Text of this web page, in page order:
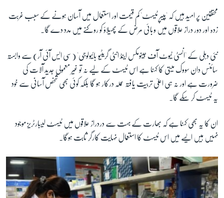
زبان
محققین پر امید ہیں کہ 'پیپر ٹیسٹ' کم قیمت اور استعمال میں آسان ہونے کے سبب غربت
زدہ اور دور دراز علاقوں میں وبائی مرض کے پھیلاؤ کو روکنے میں مدد دے گا۔
نئی دہلی کے 'انسٹی ٹیوٹ آف جینومکس اینڈ انٹی گریٹیو بائیولوجی' (سی ایس آئی آر) سے وابستہ
سائنس دان سووک میتی کا کہنا ہے اس ٹیسٹ کے لیے نہ تو غیر معمولی جدید آلات کی
ضرورت ہے اور نہ ہی اعلیٰ تربیت یافتہ عملہ درکار ہو گا بلکہ کوئی بھی شخص آسانی سے خود
یہ ٹیسٹ کر سکے گا۔
ان کا یہ بھی کہنا ہے کہ بھارت کے بہت سے دردراز علاقوں میں ٹیسٹ لیبارٹریز موجود
نہیں ہیں ایسے میں اس ٹیسٹ کا استعمال نہایت کارگر ثابت ہوگا۔